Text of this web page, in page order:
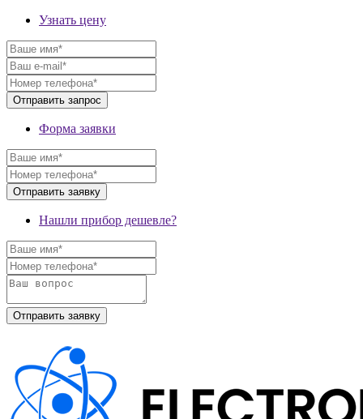
Узнать цену
Форма заявки
Нашли прибор дешевле?